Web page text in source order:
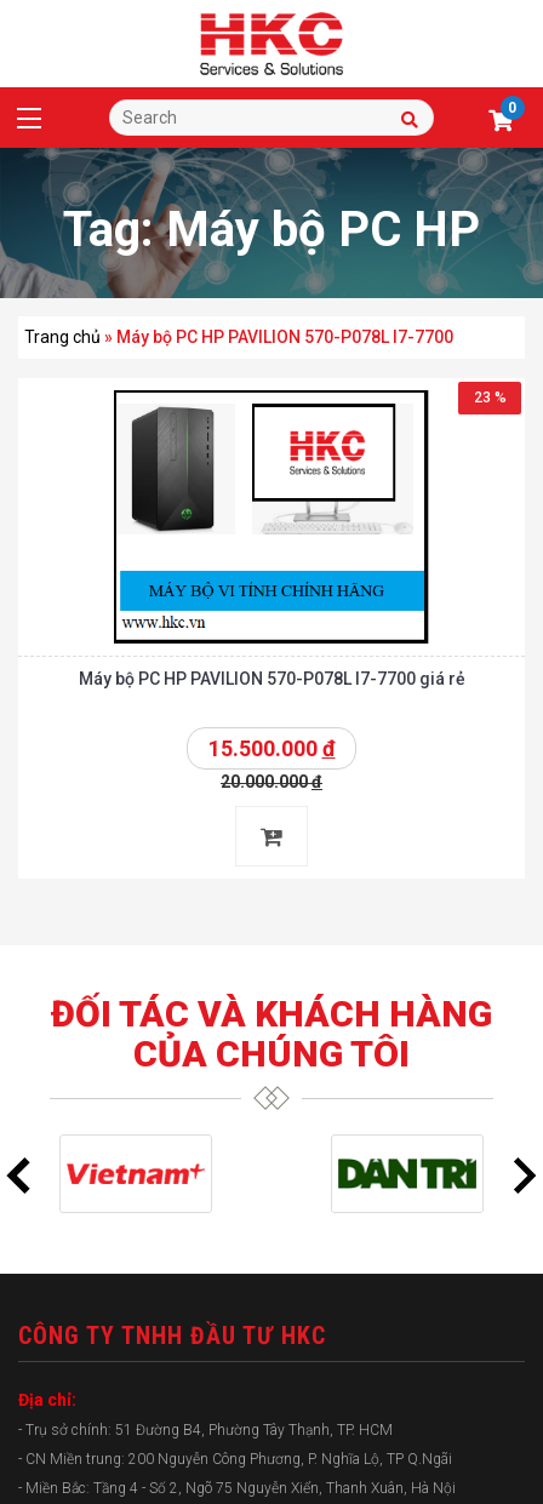
0
Tag:Máy bộ PC HP
PAVILION 570-P078L
I7-7700
Trang chủ » Máy bộ PC HP PAVILION 570-P078L I7-7700
23 %
Máy bộ PC HP PAVILION 570-P078L I7-7700 giá rẻ
15.500.000đ
20.000.000đ
ĐỐI TÁC VÀ KHÁCH HÀNG
CỦA CHÚNG TÔI
CÔNG TY TNHH ĐẦU TƯ HKC
Địa chỉ:
- Trụ sở chính: 51 Đường B4, Phường Tây Thạnh, TP. HCM
- CN Miền trung: 200 Nguyễn Công Phương, P. Nghĩa Lộ, TP Q.Ngãi
- Miền Bắc: Tầng 4 - Số 2, Ngõ 75 Nguyễn Xiển, Thanh Xuân, Hà Nội